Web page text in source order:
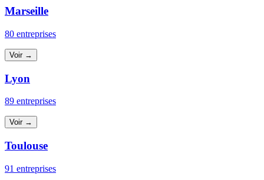
Marseille
80 entreprises
Voir →
Lyon
89 entreprises
Voir →
Toulouse
91 entreprises